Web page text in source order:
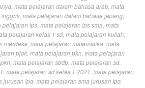
mata pelajaran dalam bahasa arab mata
inggris mata pelajaran dalam bahasa jepang
pelajaran ips mata pelajaran ips sma mata
pelajaran kelas 1 sd mata pelajaran kuliah
merdeka mata pelajaran matematika mata
pjok mata pelajaran pkn mata pelajaran
mata pelajaran sbdp mata pelajaran sd
mata pelajaran sd kelas 1 2021 mata pelajaran
jurusan ipa mata pelajaran sma jurusan ipa